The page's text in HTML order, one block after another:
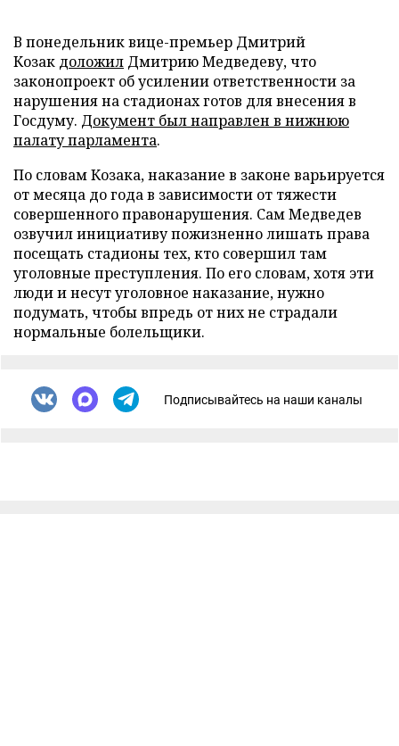
В понедельник вице-премьер Дмитрий
Козак доложил Дмитрию Медведеву, что
законопроект об усилении ответственности за
нарушения на стадионах готов для внесения в
Госдуму. Документ был направлен в нижнюю
палату парламента.
По словам Козака, наказание в законе варьируется
от месяца до года в зависимости от тяжести
совершенного правонарушения. Сам Медведев
озвучил инициативу пожизненно лишать права
посещать стадионы тех, кто совершил там
уголовные преступления. По его словам, хотя эти
люди и несут уголовное наказание, нужно
подумать, чтобы впредь от них не страдали
нормальные болельщики.
Подписывайтесь на наши каналы